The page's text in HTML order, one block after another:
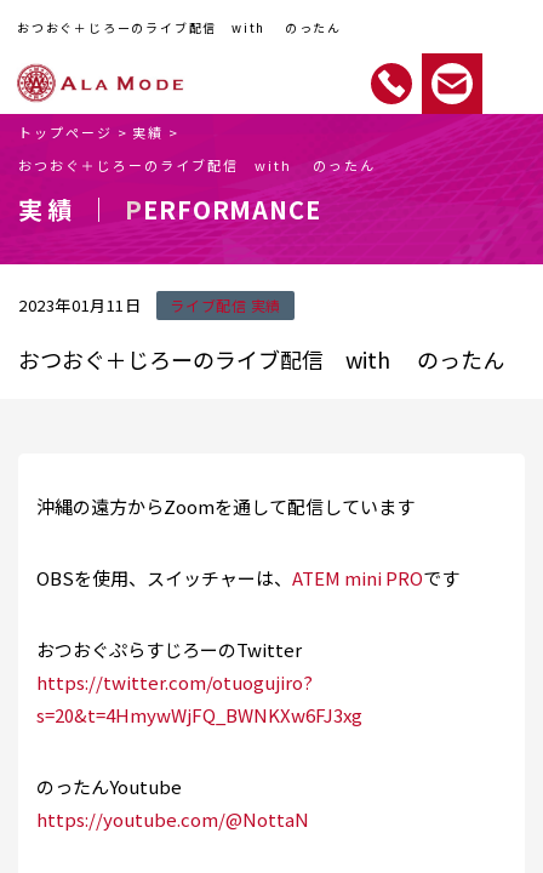
おつおぐ＋じろーのライブ配信 with のったん
トップページ > 実績 >
おつおぐ＋じろーのライブ配信 with のったん
実績 ｜ PERFORMANCE
2023年01月11日 ライブ配信 実績
おつおぐ＋じろーのライブ配信 with のったん
沖縄の遠方からZoomを通して配信しています
OBSを使用、スイッチャーは、 ATEM mini PROです
おつおぐぷらすじろーのTwitter
https://twitter.com/otuogujiro?
s=20&t=4HmywWjFQ_BWNKXw6FJ3xg
のったんYoutube
https://youtube.com/@NottaN